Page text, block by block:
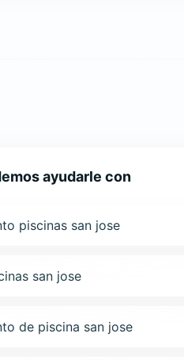
ayudarle con
piscinas san jose
san jose
de piscina san jose